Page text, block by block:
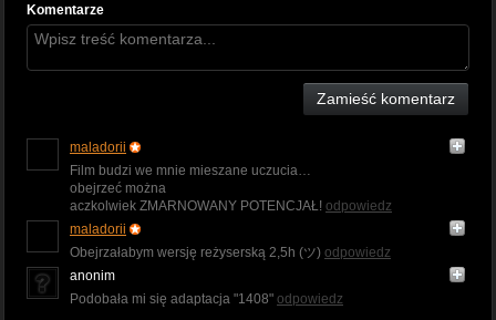
Komentarze
Zamieść komentarz
maladorii
Film budzi we mnie mieszane uczucia…
obejrzeć można
aczkolwiek ZMARNOWANY POTENCJAŁ! odpowiedz
maladorii
Obejrzałabym wersję reżyserską 2,5h (ツ) odpowiedz
anonim
Podobała mi się adaptacja "1408" odpowiedz